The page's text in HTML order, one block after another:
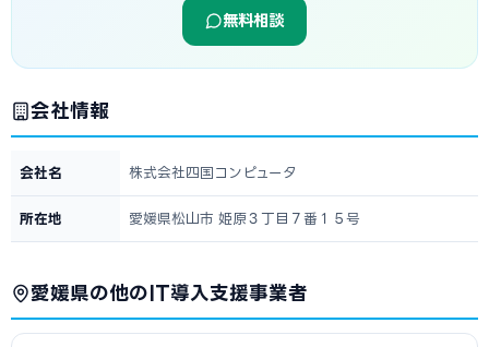
無料相談
会社情報
会社名 株式会社四国コンピュータ
所在地 愛媛県松山市 姫原３丁目７番１５号
愛媛県の他のIT導入支援事業者